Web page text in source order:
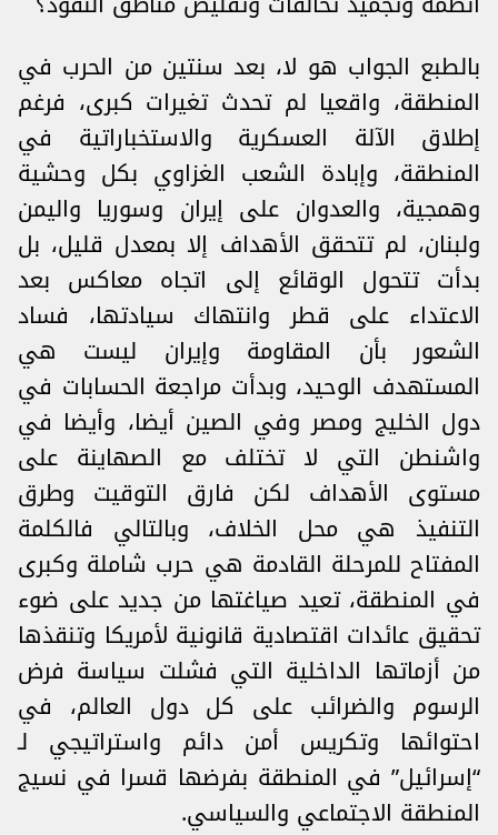
بالطبع الجواب هو لا، بعد سنتين من الحرب في
المنطقة، واقعيا لم تحدث تغيرات كبرى، فرغم
إطلاق الآلة العسكرية والاستخباراتية في
المنطقة، وإبادة الشعب الغزاوي بكل وحشية
وهمجية، والعدوان على إيران وسوريا واليمن
ولبنان، لم تتحقق الأهداف إلا بمعدل قليل، بل
بدأت تتحول الوقائع إلى اتجاه معاكس بعد
الاعتداء على قطر وانتهاك سيادتها، فساد
الشعور بأن المقاومة وإيران ليست هي
المستهدف الوحيد، وبدأت مراجعة الحسابات في
دول الخليج ومصر وفي الصين أيضا، وأيضا في
واشنطن التي لا تختلف مع الصهاينة على
مستوى الأهداف لكن فارق التوقيت وطرق
التنفيذ هي محل الخلاف، وبالتالي فالكلمة
المفتاح للمرحلة القادمة هي حرب شاملة وكبرى
في المنطقة، تعيد صياغتها من جديد على ضوء
تحقيق عائدات اقتصادية قانونية لأمريكا وتنقذها
من أزماتها الداخلية التي فشلت سياسة فرض
الرسوم والضرائب على كل دول العالم، في
احتوائها وتكريس أمن دائم واستراتيجي لـ
“إسرائيل” في المنطقة بفرضها قسرا في نسيج
المنطقة الاجتماعي والسياسي.